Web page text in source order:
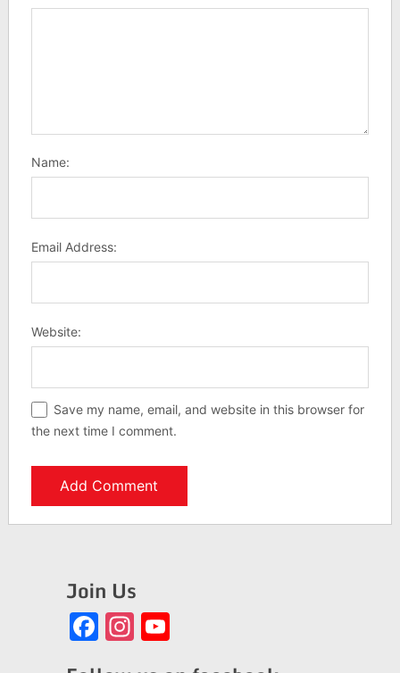
Name:
Email Address:
Website:
Save my name, email, and website in this browser for
the next time I comment.
Join Us
Facebook
Instagram
YouTube